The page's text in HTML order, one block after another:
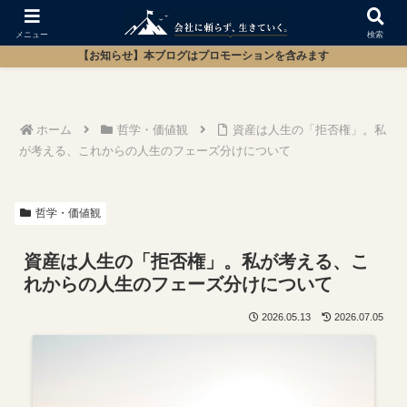
【お知らせ】本ブログはプロモーションを含みます
ホーム 哲学・価値観
資産は人生の「拒否権」。私
が考える、これからの人生のフェーズ分けについて
哲学・価値観
資産は人生の「拒否権」。私が考える、こ
れからの人生のフェーズ分けについて
2026.05.13 2026.07.05
メニュー 検索